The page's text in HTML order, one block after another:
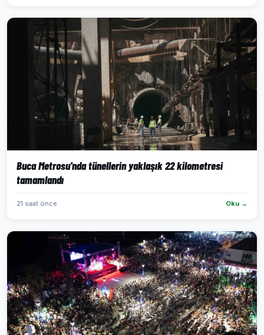
Buca Metrosu'nda tünellerin yaklaşık 22 kilometresi
tamamlandı
21 saat önce Oku →